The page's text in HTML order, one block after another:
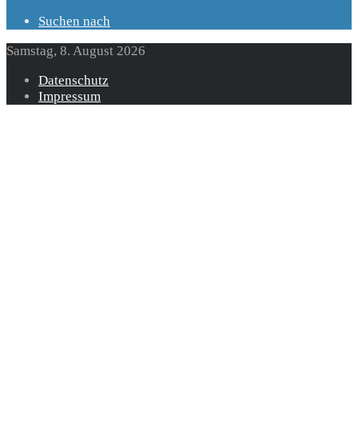
Suchen nach
Samstag, 8. August 2026
Datenschutz
Impressum